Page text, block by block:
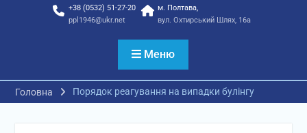
+38 (0532) 51-27-20
ppl1946@ukr.net
м. Полтава,
вул. Охтирський Шлях, 16а
Меню
Головна Порядок реагування на випадки булінгу